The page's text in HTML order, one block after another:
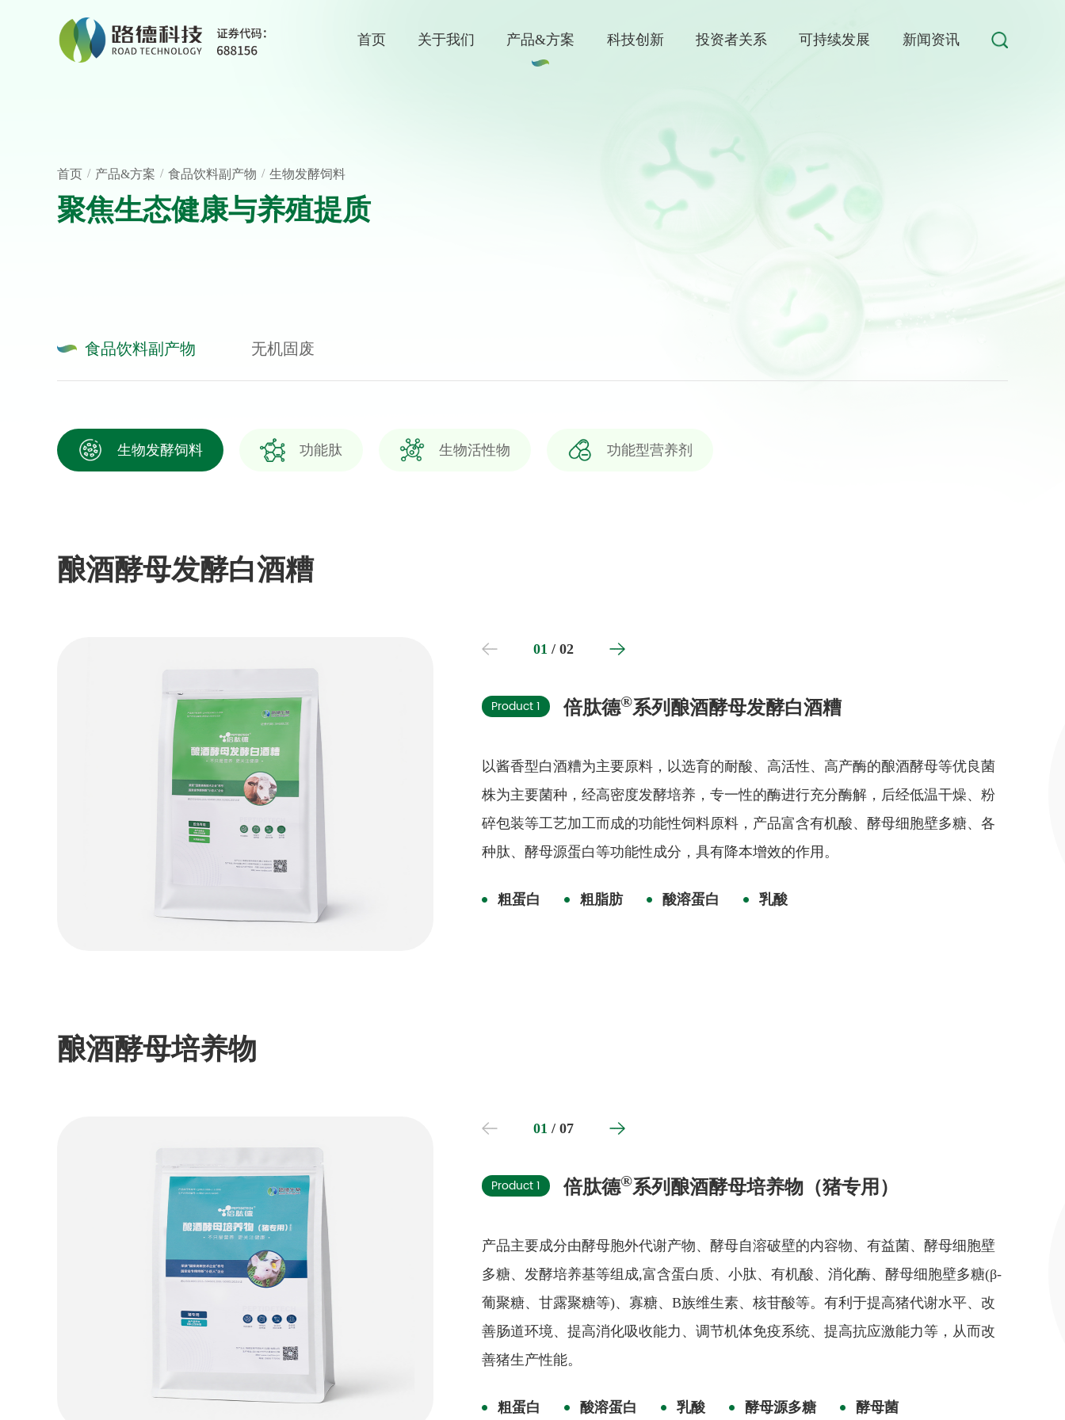
首页 关于我们 产品&方案 科技创新 投资者关系 可持续发展 新闻资讯
首页 / 产品&方案 / 食品饮料副产物 / 生物发酵饲料
聚焦生态健康与养殖提质
食品饮料副产物 无机固废
生物发酵饲料 功能肽 生物活性物 功能型营养剂
酿酒酵母发酵白酒糟
Product 1 倍肽德®系列酿酒酵母发酵白酒糟
以酱香型白酒糟为主要原料，以选育的耐酸、高活性、高产酶的酿酒酵母等优良菌
株为主要菌种，经高密度发酵培养，专一性的酶进行充分酶解，后经低温干燥、粉
碎包装等工艺加工而成的功能性饲料原料，产品富含有机酸、酵母细胞壁多糖、各
种肽、酵母源蛋白等功能性成分，具有降本增效的作用。
粗蛋白 粗脂肪 酸溶蛋白 乳酸
01 / 02
酿酒酵母培养物
Product 1 倍肽德®系列酿酒酵母培养物（猪专用）
产品主要成分由酵母胞外代谢产物、酵母自溶破壁的内容物、有益菌、酵母细胞壁
多糖、发酵培养基等组成,富含蛋白质、小肽、有机酸、消化酶、酵母细胞壁多糖(β-
葡聚糖、甘露聚糖等)、寡糖、B族维生素、核苷酸等。有利于提高猪代谢水平、改
善肠道环境、提高消化吸收能力、调节机体免疫系统、提高抗应激能力等，从而改
善猪生产性能。
粗蛋白 酸溶蛋白 乳酸 酵母源多糖 酵母菌
01 / 07